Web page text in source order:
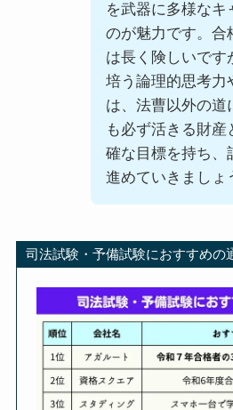
を武器に多様なキ
のが魅力です。合
は長く険しいです
培う論理的思考力
は、法曹以外の道
も必ず活きる財産
確な目標を持ち、
進めていきましょ
司法試験・予備試験におすすめの